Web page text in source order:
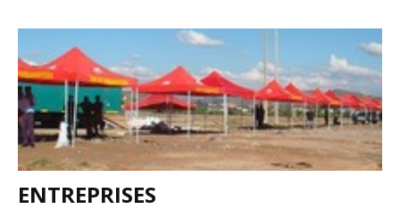
Tsirisoa Edition-May 13 2026
Art et médias sociaux : à l'ère de la "présence ciblée"
Unknown-May 09 2026
Tourisme : l'Afrique fait le pari du luxe et de la durabilité
Unknown-May 03 2026
Economie : quand le roi dollar grince
Apr 26 2026
Tourisme : le Maroc confirme sa vitalité
Unknown- Aug 07 2026
ENTREPRISES